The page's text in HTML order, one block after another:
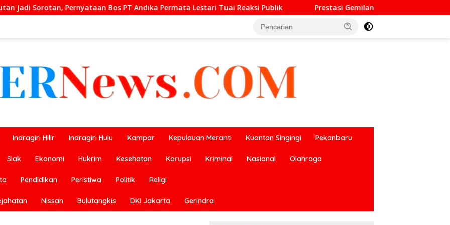
Bos PT Andika Permata Lestari Tuai Reaksi Publik Prestasi Gemilang O2SN, UPT SMP Negeri 2 Bangkinang Kota
Indragiri Hilir Indragiri Hulu Kampar Kepulauan Meranti Kuantan Singingi Pekanbaru
Siak Ekonomi Hukrim Kesehatan Korupsi Kriminal Nasional Olahraga
Pendidikan Peristiwa Politik Religi
Nissan Bulutangkis DKI Jakarta Gerindra